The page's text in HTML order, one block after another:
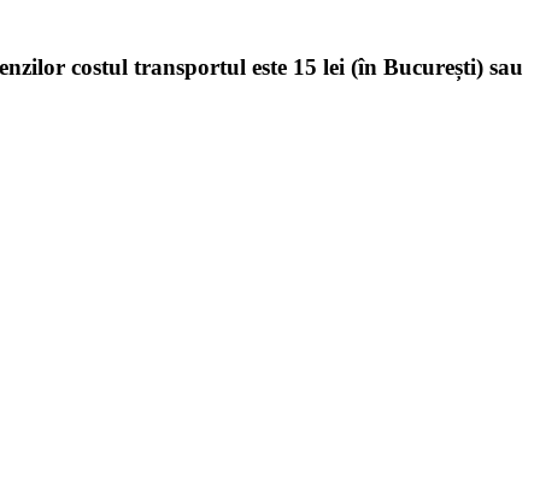
costul transportul este 15 lei (în București) sau